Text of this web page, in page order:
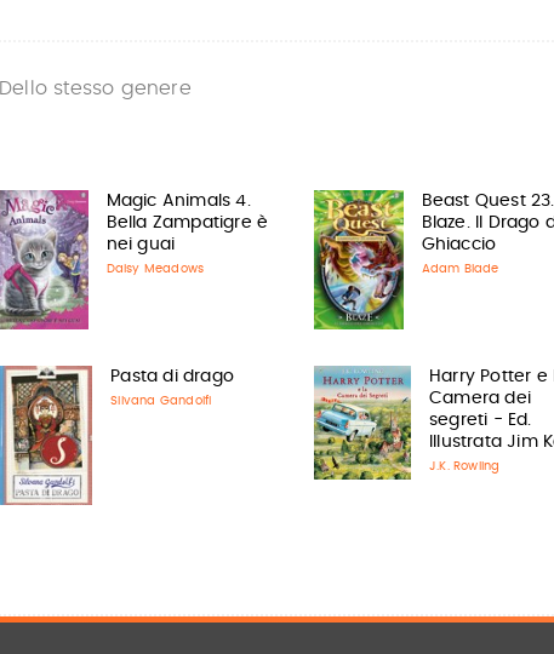
Dello stesso genere
Magic Animals 4.
Bella Zampatigre è
nei guai
Daisy Meadows
Beast Quest 23.
Blaze. Il Drago
Ghiaccio
Adam Blade
Pasta di drago
Silvana Gandolfi
Harry Potter e
Camera dei
segreti - Ed.
Illustrata Jim
J.K. Rowling